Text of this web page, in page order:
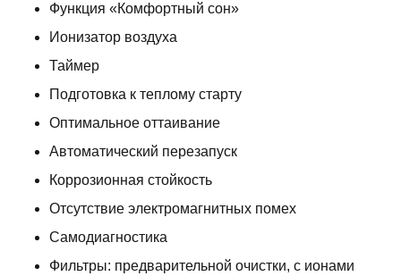
Функция «Комфортный сон»
Ионизатор воздуха
Таймер
Подготовка к теплому старту
Оптимальное оттаивание
Автоматический перезапуск
Коррозионная стойкость
Отсутствие электромагнитных помех
Самодиагностика
Фильтры: предварительной очистки, с ионами